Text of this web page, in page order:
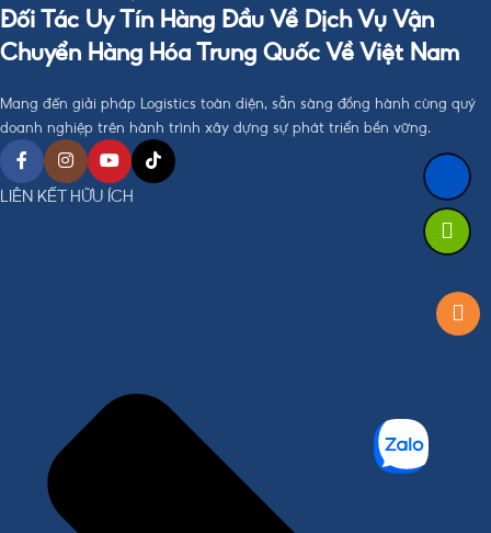
Đối Tác Uy Tín Hàng Đầu Về Dịch Vụ Vận
Chuyển Hàng Hóa Trung Quốc Về Việt Nam
Mang đến giải pháp Logistics toàn diện, sẵn sàng đồng hành cùng quý
doanh nghiệp trên hành trình xây dựng sự phát triển bền vững.
LIÊN KẾT HỮU ÍCH